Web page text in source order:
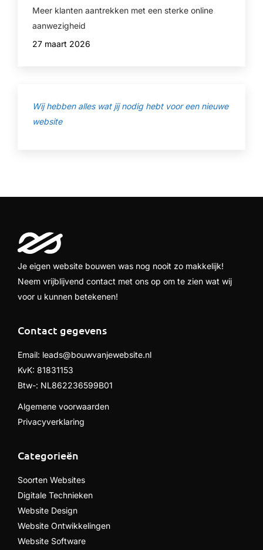
Meer klanten aantrekken met een sterke online
aanwezigheid
27 maart 2026
Wij hebben alles wat jij nodig hebt voor een nieuwe
website
Je eigen website bouwen was nog nooit zo makkelijk!
Neem vrijblijvend contact met ons op om te zien wat wij
voor u kunnen betekenen!
Contact gegevens
Email: leads@bouwvanjewebsite.nl
KvK: 81831153
Btw-: NL862236599B01
Algemene voorwaarden
Privacyverklaring
Categorieën
Soorten Websites
Digitale Technieken
Website Design
Website Ontwikkelingen
Website Software